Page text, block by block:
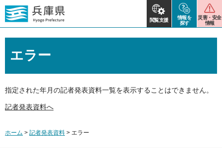
閲覧支援
情報を
探す
災害・安全
情報
エラー
指定された年月の記者発表資料一覧を表示することはできません。
記者発表資料へ
ホーム > 記者発表資料 > エラー